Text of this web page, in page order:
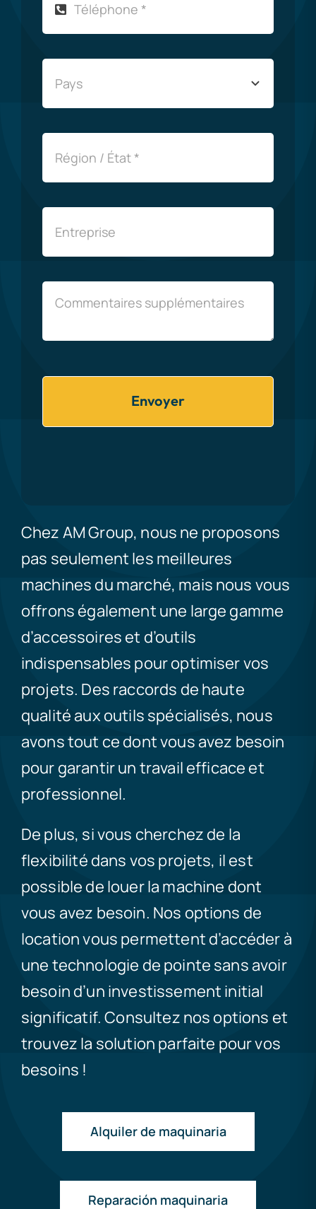
Envoyer
Chez AM Group, nous ne proposons
pas seulement les meilleures
machines du marché, mais nous vous
offrons également une large gamme
d’accessoires et d’outils
indispensables pour optimiser vos
projets. Des raccords de haute
qualité aux outils spécialisés, nous
avons tout ce dont vous avez besoin
pour garantir un travail efficace et
professionnel.
De plus, si vous cherchez de la
flexibilité dans vos projets, il est
possible de louer la machine dont
vous avez besoin. Nos options de
location vous permettent d’accéder à
une technologie de pointe sans avoir
besoin d’un investissement initial
significatif. Consultez nos options et
trouvez la solution parfaite pour vos
besoins !
Alquiler de maquinaria
Reparación maquinaria